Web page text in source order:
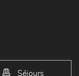
Séjours